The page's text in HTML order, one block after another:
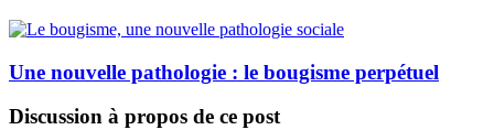
Une nouvelle pathologie : le bougisme perpétuel
Discussion à propos de ce post